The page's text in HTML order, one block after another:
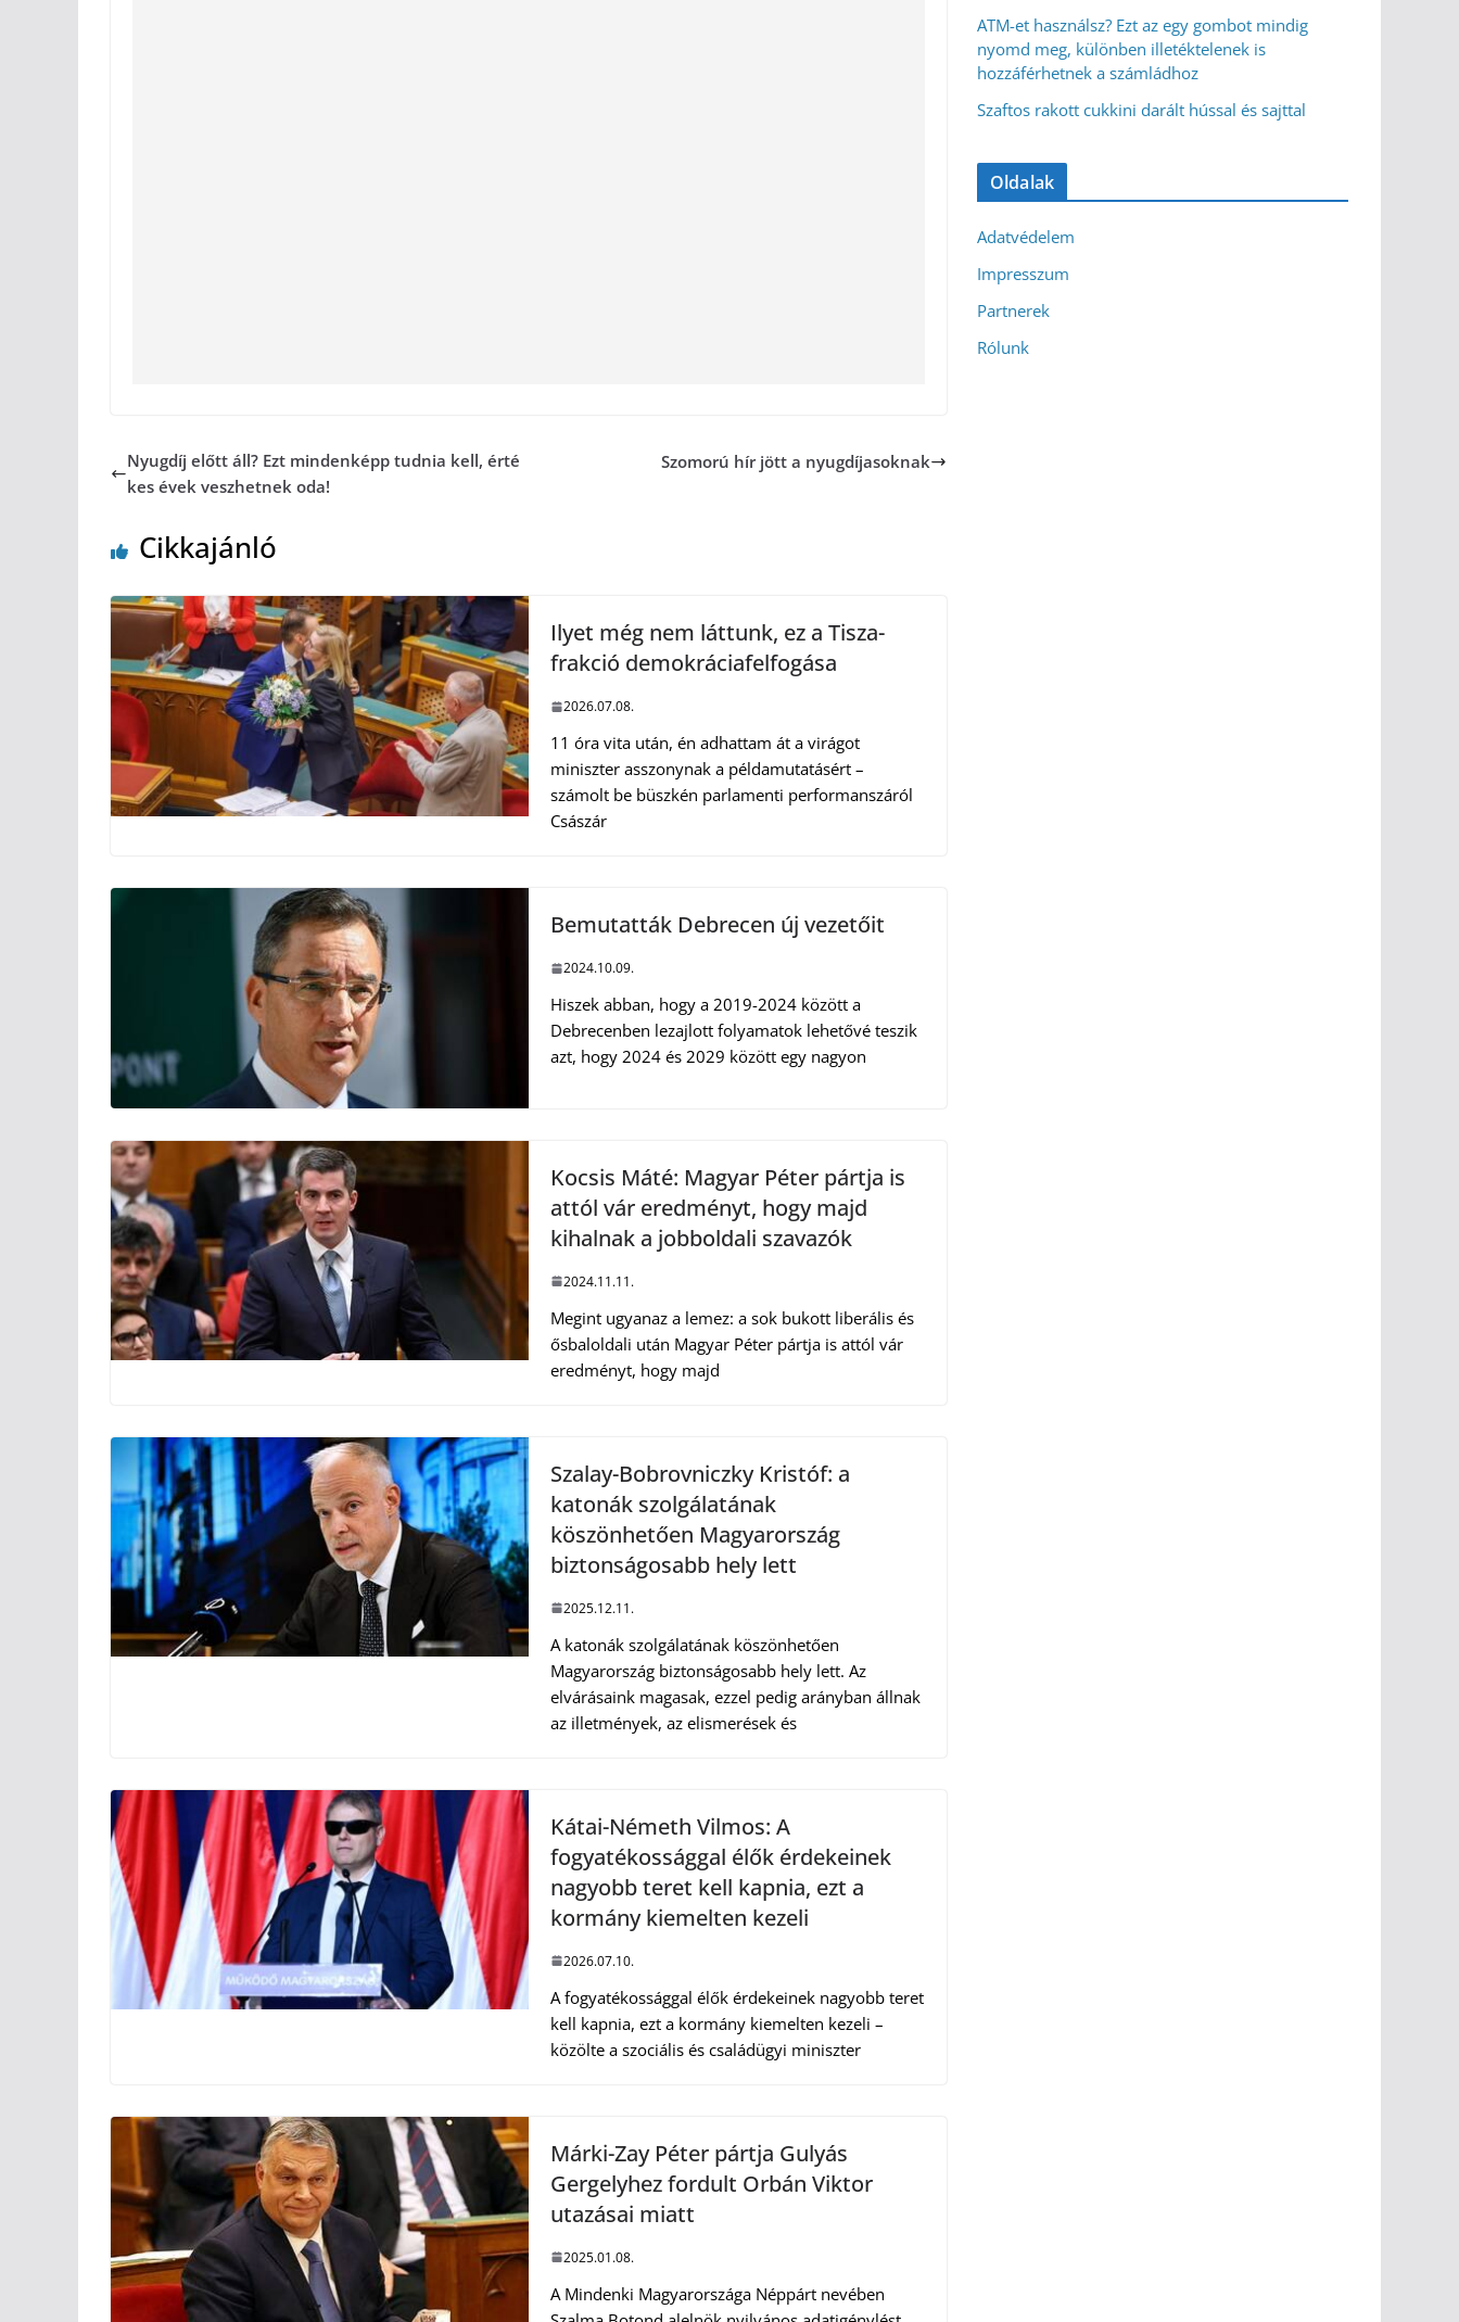
Nyugdíj előtt áll? Ezt mindenképp tudnia kell, érté
kes évek veszhetnek oda!
Szomorú hír jött a nyugdíjasoknak
Cikkajánló
Ilyet még nem láttunk, ez a Tisza-
frakció demokráciafelfogása
2026.07.08.
11 óra vita után, én adhattam át a virágot
miniszter asszonynak a példamutatásért –
számolt be büszkén parlamenti performanszáról
Császár
Bemutatták Debrecen új vezetőit
2024.10.09.
Hiszek abban, hogy a 2019-2024 között a
Debrecenben lezajlott folyamatok lehetővé teszik
azt, hogy 2024 és 2029 között egy nagyon
Kocsis Máté: Magyar Péter pártja is
attól vár eredményt, hogy majd
kihalnak a jobboldali szavazók
2024.11.11.
Megint ugyanaz a lemez: a sok bukott liberális és
ősbaloldali után Magyar Péter pártja is attól vár
eredményt, hogy majd
Szalay-Bobrovniczky Kristóf: a
katonák szolgálatának
köszönhetően Magyarország
biztonságosabb hely lett
2025.12.11.
A katonák szolgálatának köszönhetően
Magyarország biztonságosabb hely lett. Az
elvárásaink magasak, ezzel pedig arányban állnak
az illetmények, az elismerések és
Kátai-Németh Vilmos: A
fogyatékossággal élők érdekeinek
nagyobb teret kell kapnia, ezt a
kormány kiemelten kezeli
2026.07.10.
A fogyatékossággal élők érdekeinek nagyobb teret
kell kapnia, ezt a kormány kiemelten kezeli –
közölte a szociális és családügyi miniszter
Márki-Zay Péter pártja Gulyás
Gergelyhez fordult Orbán Viktor
utazásai miatt
2025.01.08.
A Mindenki Magyarországa Néppárt nevében
ATM-et használsz? Ezt az egy gombot mindig
nyomd meg, különben illetéktelenek is
hozzáférhetnek a számládhoz
Szaftos rakott cukkini darált hússal és sajttal
Oldalak
Adatvédelem
Impresszum
Partnerek
Rólunk